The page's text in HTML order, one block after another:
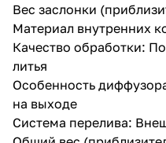
Вес заслонки
Материал внутренних
Качество обработки:
литья
Особенность
на выходе
Система перелива: